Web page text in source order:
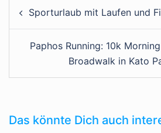
Sporturlaub mit Laufen und
Paphos Running: 10k
Broadwalk in Kato
Das könnte Dich auch